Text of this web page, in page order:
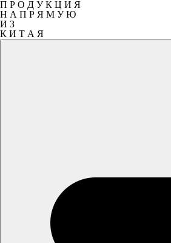
П Р О Д У К Ц И Я
Н А П Р Я М У Ю
И З
К И Т А Я